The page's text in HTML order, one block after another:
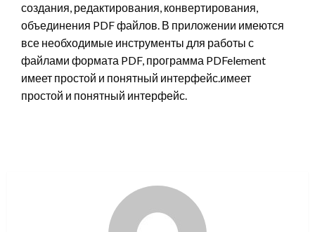
создания, редактирования, конвертирования,
объединения PDF файлов. В приложении имеются
все необходимые инструменты для работы с
файлами формата PDF, программа PDFelement
имеет простой и понятный интерфейс.имеет
простой и понятный интерфейс.